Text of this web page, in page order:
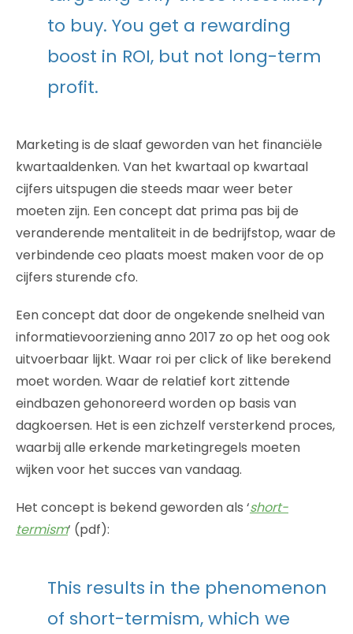
to buy. You get a rewarding
boost in ROI, but not long-term
profit.
Marketing is de slaaf geworden van het financiële
kwartaaldenken. Van het kwartaal op kwartaal
cijfers uitspugen die steeds maar weer beter
moeten zijn. Een concept dat prima pas bij de
veranderende mentaliteit in de bedrijfstop, waar de
verbindende ceo plaats moest maken voor de op
cijfers sturende cfo.
Een concept dat door de ongekende snelheid van
informatievoorziening anno 2017 zo op het oog ook
uitvoerbaar lijkt. Waar roi per click of like berekend
moet worden. Waar de relatief kort zittende
eindbazen gehonoreerd worden op basis van
dagkoersen. Het is een zichzelf versterkend proces,
waarbij alle erkende marketingregels moeten
wijken voor het succes van vandaag.
Het concept is bekend geworden als ‘short-
termism‘ (pdf):
This results in the phenomenon
of short-termism, which we